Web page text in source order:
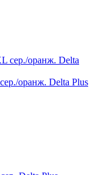
оранж. Delta Plus